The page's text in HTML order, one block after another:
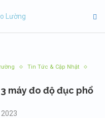
Tin Tức & Cập Nhật
máy đo độ đục phổ